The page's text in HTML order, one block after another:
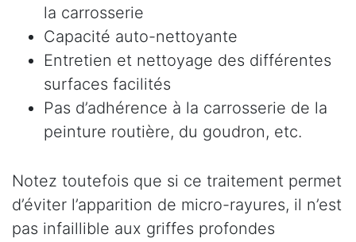
la carrosserie
Capacité auto-nettoyante
Entretien et nettoyage des différentes
surfaces facilités
Pas d’adhérence à la carrosserie de la
peinture routière, du goudron, etc.
Notez toutefois que si ce traitement permet
d’éviter l’apparition de micro-rayures, il n’est
pas infaillible aux griffes profondes